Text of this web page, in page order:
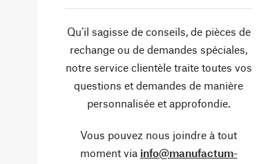
Qu’il sagisse de conseils, de pièces de
rechange ou de demandes spéciales,
notre service clientèle traite toutes vos
questions et demandes de manière
personnalisée et approfondie.
Vous pouvez nous joindre à tout
moment via info@manufactum-